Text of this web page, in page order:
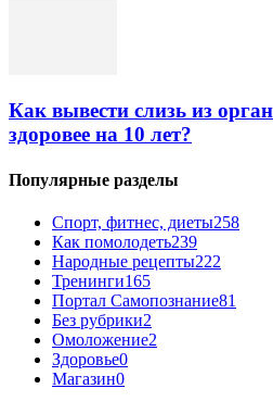
Как вывести слизь из
здоровее на 10 лет?
Популярные разделы
Спорт, фитнес, диеты258
Как помолодеть239
Народные рецепты222
Тренинги165
Портал Самопознание81
Без рубрики2
Омоложение2
Здоровье0
Магазин0